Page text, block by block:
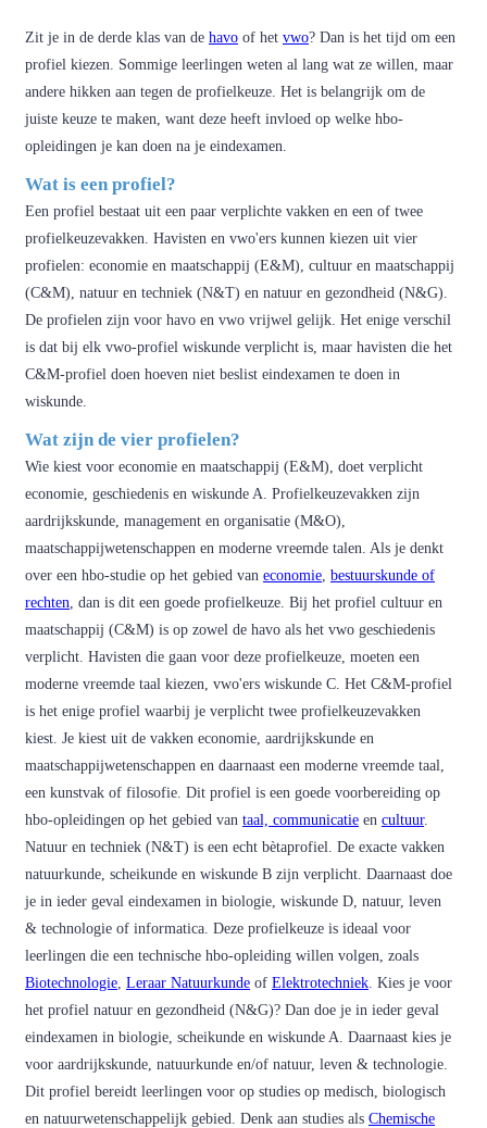
Zit je in de derde klas van de havo of het vwo? Dan is het tijd om een
profiel kiezen. Sommige leerlingen weten al lang wat ze willen, maar
andere hikken aan tegen de profielkeuze. Het is belangrijk om de
juiste keuze te maken, want deze heeft invloed op welke hbo-
opleidingen je kan doen na je eindexamen.
Wat is een profiel?
Een profiel bestaat uit een paar verplichte vakken en een of twee
profielkeuzevakken. Havisten en vwo'ers kunnen kiezen uit vier
profielen: economie en maatschappij (E&M), cultuur en maatschappij
(C&M), natuur en techniek (N&T) en natuur en gezondheid (N&G).
De profielen zijn voor havo en vwo vrijwel gelijk. Het enige verschil
is dat bij elk vwo-profiel wiskunde verplicht is, maar havisten die het
C&M-profiel doen hoeven niet beslist eindexamen te doen in
wiskunde.
Wat zijn de vier profielen?
Wie kiest voor economie en maatschappij (E&M), doet verplicht
economie, geschiedenis en wiskunde A. Profielkeuzevakken zijn
aardrijkskunde, management en organisatie (M&O),
maatschappijwetenschappen en moderne vreemde talen. Als je denkt
over een hbo-studie op het gebied van economie bestuurskunde of
rechten , dan is dit een goede profielkeuze. Bij het profiel cultuur en
maatschappij (C&M) is op zowel de havo als het vwo geschiedenis
verplicht. Havisten die gaan voor deze profielkeuze, moeten een
moderne vreemde taal kiezen, vwo'ers wiskunde C. Het C&M-profiel
is het enige profiel waarbij je verplicht twee profielkeuzevakken
kiest. Je kiest uit de vakken economie, aardrijkskunde en
maatschappijwetenschappen en daarnaast een moderne vreemde taal,
een kunstvak of filosofie. Dit profiel is een goede voorbereiding op
hbo-opleidingen op het gebied van taal, communicatie en cultuur.
Natuur en techniek (N&T) is een echt bètaprofiel. De exacte vakken
natuurkunde, scheikunde en wiskunde B zijn verplicht. Daarnaast doe
je in ieder geval eindexamen in biologie, wiskunde D, natuur, leven
& technologie of informatica. Deze profielkeuze is ideaal voor
leerlingen die een technische hbo-opleiding willen volgen, zoals
Biotechnologie Leraar Natuurkunde of Elektrotechniek . Kies je voor
het profiel natuur en gezondheid (N&G)? Dan doe je in ieder geval
eindexamen in biologie, scheikunde en wiskunde A. Daarnaast kies je
voor aardrijkskunde, natuurkunde en/of natuur, leven & technologie.
Dit profiel bereidt leerlingen voor op studies op medisch, biologisch
en natuurwetenschappelijk gebied. Denk aan studies als Chemische